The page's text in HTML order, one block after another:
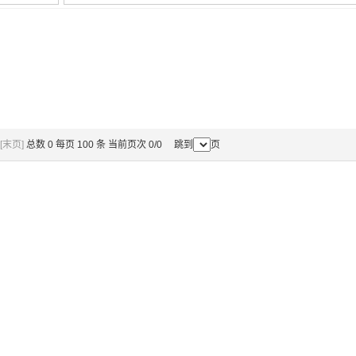
[末页] 总数 0 每页 100 条 当前页次 0/0 跳到 页